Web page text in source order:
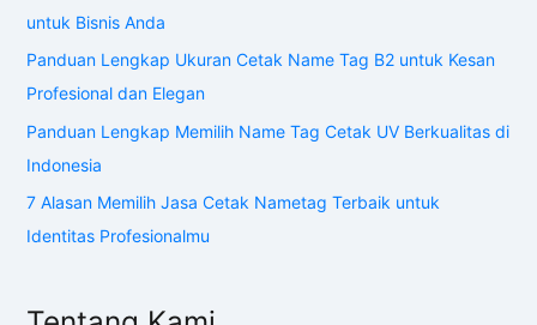
untuk Bisnis Anda
Panduan Lengkap Ukuran Cetak Name Tag B2 untuk Kesan
Profesional dan Elegan
Panduan Lengkap Memilih Name Tag Cetak UV Berkualitas di
Indonesia
7 Alasan Memilih Jasa Cetak Nametag Terbaik untuk
Identitas Profesionalmu